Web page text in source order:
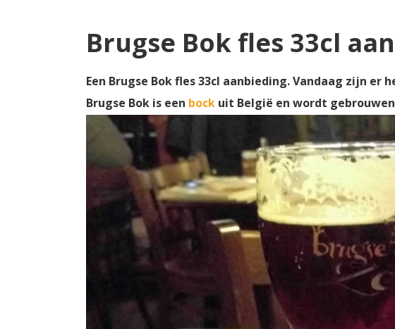
Brugse Bok fles 33cl
Een Brugse Bok fles 33cl aanbieding. Vandaag zijn er
Brugse Bok is een bock uit België en wordt